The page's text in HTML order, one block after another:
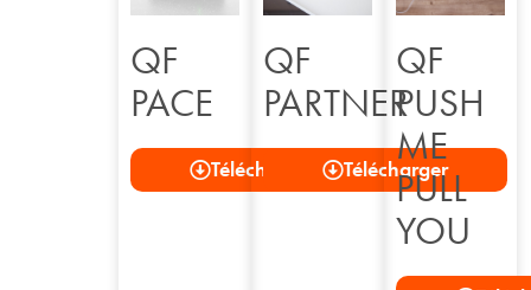
QF
PACE
Télécharger
QF
PARTNER
Télécharger
QF
PUSH
ME
PULL
YOU